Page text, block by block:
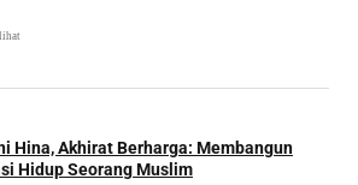
Hina, Akhirat Berharga: Membangun
Hidup Seorang Muslim